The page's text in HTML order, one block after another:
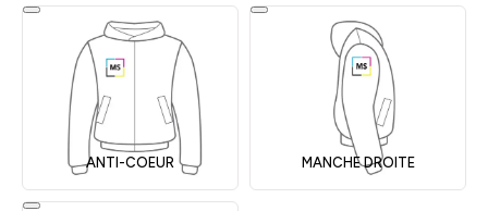
ANTI-COEUR MANCHE DROITE